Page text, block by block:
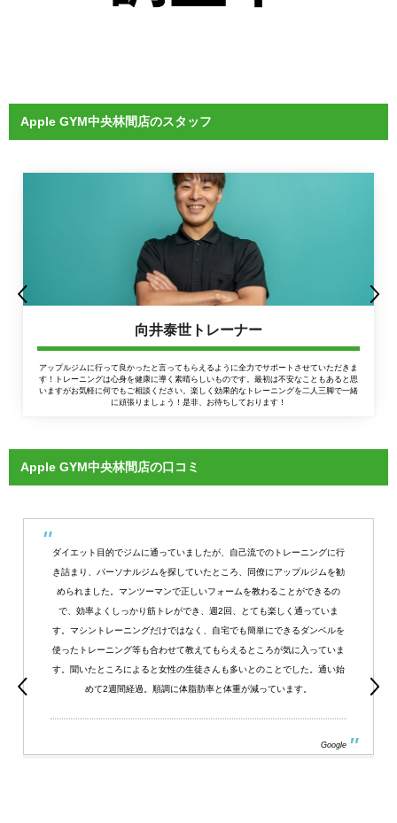
Apple GYM中央林間店のスタッフ
向井泰世トレーナー
アップルジムに行って良かったと言ってもらえるように全力でサポートさせていただきま
す！トレーニングは心身を健康に導く素晴らしいものです。最初は不安なこともあると思
いますがお気軽に何でもご相談ください。楽しく効果的なトレーニングを二人三脚で一緒
に頑張りましょう！是非、お待ちしております！
Apple GYM中央林間店の口コミ
ダイエット目的でジムに通っていましたが、自己流でのトレーニングに行
き詰まり、パーソナルジムを探していたところ、同僚にアップルジムを勧
められました。マンツーマンで正しいフォームを教わることができるの
で、効率よくしっかり筋トレができ、週2回、とても楽しく通っていま
す。マシントレーニングだけではなく、自宅でも簡単にできるダンベルを
使ったトレーニング等も合わせて教えてもらえるところが気に入っていま
す。聞いたところによると女性の生徒さんも多いとのことでした。通い始
めて2週間経過。順調に体脂肪率と体重が減っています。
Google